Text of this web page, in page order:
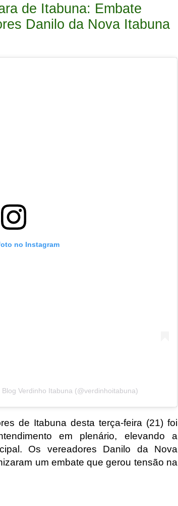
de Itabuna: Embate
Danilo da Nova Itabuna
no Instagram
Verdinho Itabuna (@verdinhoitabuna)
de Itabuna desta terça-feira (21) foi
em plenário, elevando a
Os vereadores Danilo da Nova
um embate que gerou tensão na